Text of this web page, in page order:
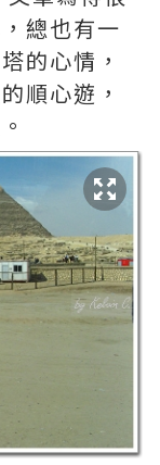
總也有一
的心情，
順心遊，